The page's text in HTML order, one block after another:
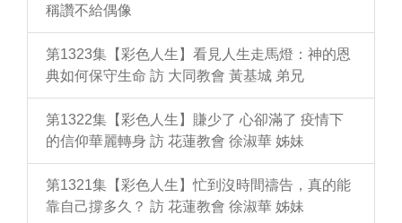
稱讚不給偶像
第1323集【彩色人生】看見人生走馬燈：神的恩
典如何保守生命 訪 大同教會 黃基城 弟兄
第1322集【彩色人生】賺少了 心卻滿了 疫情下
的信仰華麗轉身 訪 花蓮教會 徐淑華 姊妹
第1321集【彩色人生】忙到沒時間禱告，真的能
靠自己撐多久？ 訪 花蓮教會 徐淑華 姊妹